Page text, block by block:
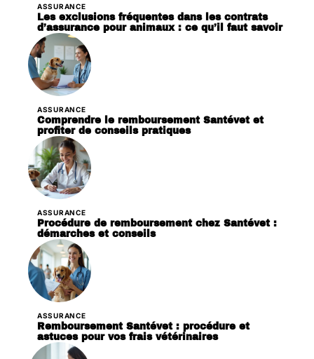
ASSURANCE
Les exclusions fréquentes dans les contrats
d’assurance pour animaux : ce qu’il faut savoir
ASSURANCE
Comprendre le remboursement Santévet et
profiter de conseils pratiques
ASSURANCE
Procédure de remboursement chez Santévet :
démarches et conseils
ASSURANCE
Remboursement Santévet : procédure et
astuces pour vos frais vétérinaires